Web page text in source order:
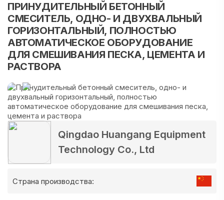
ПРИНУДИТЕЛЬНЫЙ БЕТОННЫЙ
СМЕСИТЕЛЬ, ОДНО- И ДВУХВАЛЬНЫЙ
ГОРИЗОНТАЛЬНЫЙ, ПОЛНОСТЬЮ
АВТОМАТИЧЕСКОЕ ОБОРУДОВАНИЕ
ДЛЯ СМЕШИВАНИЯ ПЕСКА, ЦЕМЕНТА И
РАСТВОРА
Qingdao Huangang Equipment
Technology Co., Ltd
Страна производства: